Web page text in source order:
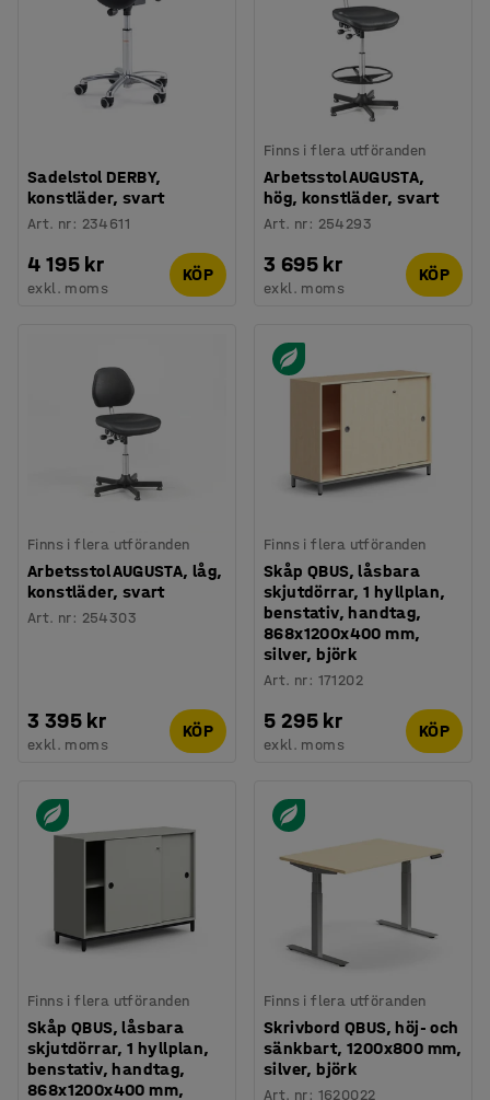
Sadelstol DERBY,
konstläder, svart
Art. nr: 234611
4 195 kr
exkl. moms
KÖP
Finns i flera utföranden
Arbetsstol AUGUSTA,
hög, konstläder, svart
Art. nr: 254293
3 695 kr
exkl. moms
KÖP
Finns i flera utföranden
Arbetsstol AUGUSTA, låg,
konstläder, svart
Art. nr: 254303
3 395 kr
exkl. moms
KÖP
Finns i flera utföranden
Skåp QBUS, låsbara
skjutdörrar, 1 hyllplan,
benstativ, handtag,
868x1200x400 mm,
silver, björk
Art. nr: 171202
5 295 kr
exkl. moms
KÖP
Finns i flera utföranden
Skåp QBUS, låsbara
skjutdörrar, 1 hyllplan,
benstativ, handtag,
868x1200x400 mm,
Finns i flera utföranden
Skrivbord QBUS, höj- och
sänkbart, 1200x800 mm,
silver, björk
Art. nr: 1620022